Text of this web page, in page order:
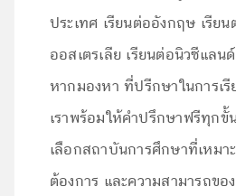
ประเทศ เรียนต่ออังกฤษ เรียน
ออสเตรเลีย เรียนต่อนิวซีแลน
หากมองหา ที่ปรีกษาในการเรี
เราพร้อมให้คำปรึกษาฟรีทุกขั้
เลือกสถาบันการศึกษาที่เหมา
ต้องการ และความสามารถขอ